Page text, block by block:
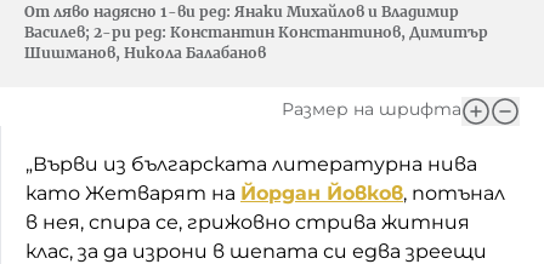
От ляво надясно 1-ви ред: Янаки Михайлов и Владимир
Василев; 2-ри ред: Константин Константинов, Димитър
Шишманов, Никола Балабанов
Размер на шрифта
„Върви из българската литературна нива
като Жетварят на Йордан Йовков, потънал
в нея, спира се, грижовно стрива житния
клас, за да изрони в шепата си едва зреещи